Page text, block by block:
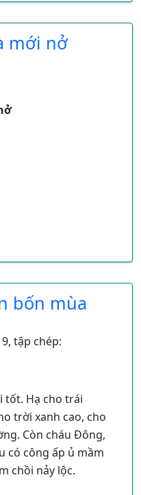
mới nở
bốn mùa
tập chép:
Hạ cho trái
trời xanh cao, cho
Còn cháu Đông,
có công ấp ủ mầm
chồi nảy lộc.